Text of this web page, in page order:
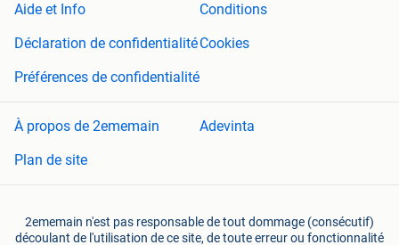
Aide et Info
Conditions
Déclaration de confidentialitéCookies
Préférences de confidentialité
À propos de 2ememain
Adevinta
Plan de site
2ememain n'est pas responsable de tout dommage (consécutif)
découlant de l'utilisation de ce site, de toute erreur ou fonctionnalité